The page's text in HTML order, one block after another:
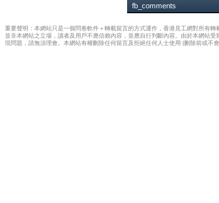
fb_comments
重要聲明：本網站只是一個問卷軟件＋轉載留言的方式運作，香港見工網對所有
並非本網站之立場，讀者及用戶不應信賴內容，並應自行判斷內容。由於本網站
現問題，請無須理會。本網站有權刪除任何留言及拒絕任何人士使用 (刪除前或